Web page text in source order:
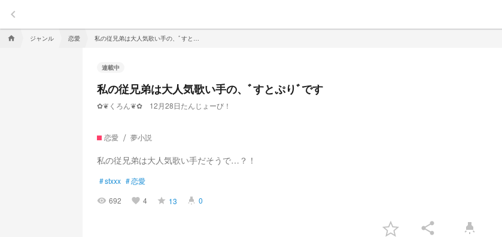
keyboard_arrow_left
home ジャンル 恋愛
連載中
私の従兄弟は大人気歌い手の、ﾞすとぷりﾞです
✿❦くろん❦✿ 12月28日たんじょーび！
恋愛 夢小説
私の従兄弟は大人気歌い手だそうで…？！
#stxxx #恋愛
visibility 692 favorite 4 grade 13 highlight 0
share highlight